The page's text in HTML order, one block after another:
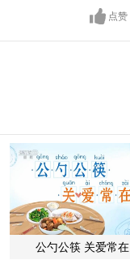
点赞
公勺公筷 关爱常在